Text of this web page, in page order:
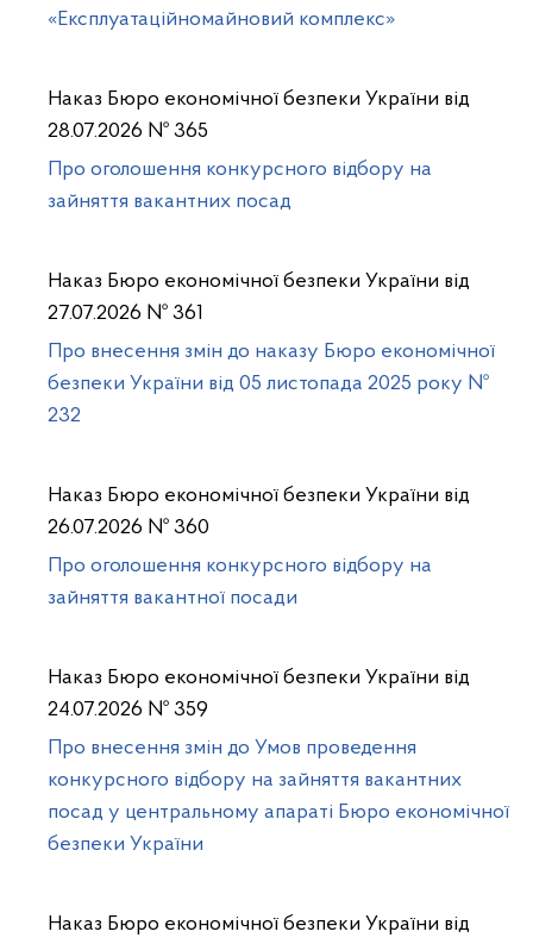
«Експлуатаційномайновий комплекс»
Наказ Бюро економічної безпеки України від
28.07.2026 № 365
Про оголошення конкурсного відбору на
зайняття вакантних посад
Наказ Бюро економічної безпеки України від
27.07.2026 № 361
Про внесення змін до наказу Бюро економічної
безпеки України від 05 листопада 2025 року №
232
Наказ Бюро економічної безпеки України від
26.07.2026 № 360
Про оголошення конкурсного відбору на
зайняття вакантної посади
Наказ Бюро економічної безпеки України від
24.07.2026 № 359
Про внесення змін до Умов проведення
конкурсного відбору на зайняття вакантних
посад у центральному апараті Бюро економічної
безпеки України
Наказ Бюро економічної безпеки України від